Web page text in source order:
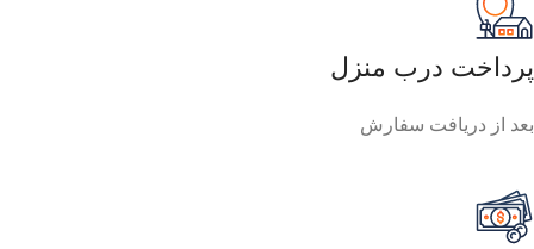
پرداخت درب منزل
بعد از دریافت سفارش